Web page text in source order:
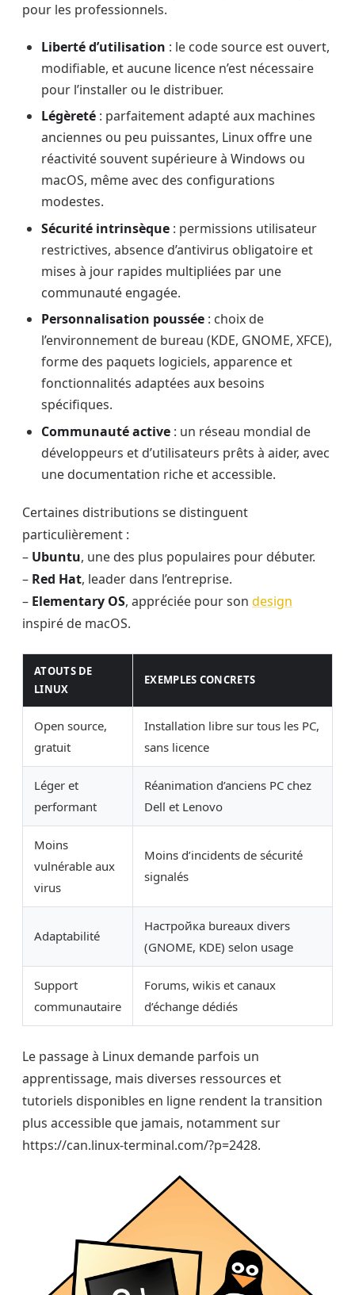
pour les professionnels.
Liberté d’utilisation : le code source est ouvert,
modifiable, et aucune licence n’est nécessaire
pour l’installer ou le distribuer.
Légèreté : parfaitement adapté aux machines
anciennes ou peu puissantes, Linux offre une
réactivité souvent supérieure à Windows ou
macOS, même avec des configurations
modestes.
Sécurité intrinsèque : permissions utilisateur
restrictives, absence d’antivirus obligatoire et
mises à jour rapides multipliées par une
communauté engagée.
Personnalisation poussée : choix de
l’environnement de bureau (KDE, GNOME, XFCE),
forme des paquets logiciels, apparence et
fonctionnalités adaptées aux besoins
spécifiques.
Communauté active : un réseau mondial de
développeurs et d’utilisateurs prêts à aider, avec
une documentation riche et accessible.
Certaines distributions se distinguent
particulièrement :
– Ubuntu, une des plus populaires pour débuter.
– Red Hat, leader dans l’entreprise.
– Elementary OS, appréciée pour son design
inspiré de macOS.
ATOUTS DE
LINUX
EXEMPLES CONCRETS
Open source,
gratuit
Installation libre sur tous les PC,
sans licence
Léger et
performant
Réanimation d’anciens PC chez
Dell et Lenovo
Moins
vulnérable aux
virus
Moins d’incidents de sécurité
signalés
Adaptabilité
Настройка bureaux divers
(GNOME, KDE) selon usage
Support
communautaire
Forums, wikis et canaux
d’échange dédiés
Le passage à Linux demande parfois un
apprentissage, mais diverses ressources et
tutoriels disponibles en ligne rendent la transition
plus accessible que jamais, notamment sur
https://can.linux-terminal.com/?p=2428.